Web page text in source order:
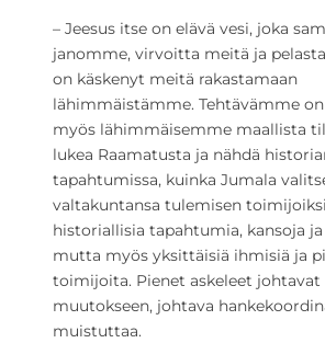
– Jeesus itse on elävä vesi, joka
janomme, virvoitta meitä ja
on käskenyt meitä rakastamaan
lähimmäistämme. Tehtävämme
myös lähimmäisemme maallista
lukea Raamatusta ja nähdä
tapahtumissa, kuinka Jumala
valtakuntansa tulemisen
historiallisia tapahtumia, kansoja
mutta myös yksittäisiä ihmisiä ja
toimijoita. Pienet askeleet johtavat
muutokseen, johtava
muistuttaa.